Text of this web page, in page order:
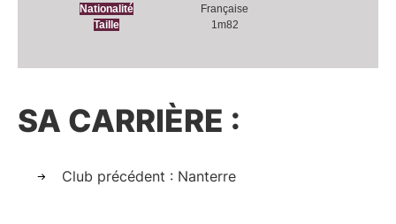
Nationalité
Française
Taille
1m82
SA CARRIÈRE :
Club précédent : Nanterre